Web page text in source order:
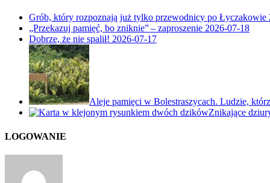
Grób, który rozpoznają już tylko przewodnicy po Łyczakowie
„Przekazuj pamięć, bo zniknie” – zaproszenie 2026-07-18
Dobrze, że nie spalił! 2026-07-17
Aleje pamięci w Bolestraszycach. Ludzie,
Znikające
LOGOWANIE